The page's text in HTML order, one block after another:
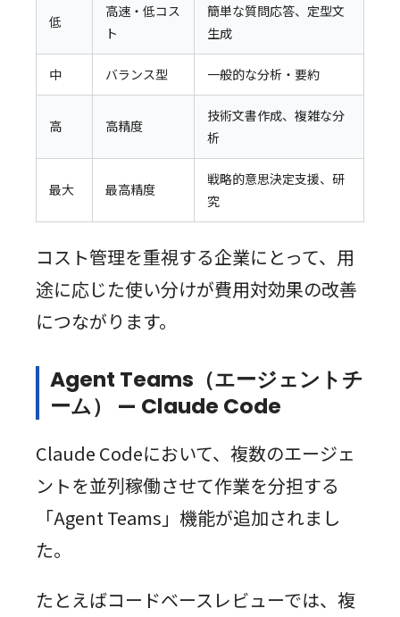
低
高速・低コス
ト
簡単な質問応答、定型文
生成
中 バランス型 一般的な分析・要約
高 高精度
技術文書作成、複雑な分
析
最大 最高精度
戦略的意思決定支援、研
究
コスト管理を重視する企業にとって、用
途に応じた使い分けが費用対効果の改善
につながります。
Agent Teams（エージェントチ
ーム） — Claude Code
Claude Codeにおいて、複数のエージェ
ントを並列稼働させて作業を分担する
「Agent Teams」機能が追加されまし
た。
たとえばコードベースレビューでは、複